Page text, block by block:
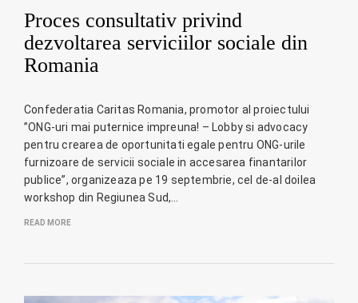
Proces consultativ privind
dezvoltarea serviciilor sociale din
Romania
Confederatia Caritas Romania, promotor al proiectului
”ONG-uri mai puternice impreuna! – Lobby si advocacy
pentru crearea de oportunitati egale pentru ONG-urile
furnizoare de servicii sociale in accesarea finantarilor
publice”, organizeaza pe 19 septembrie, cel de-al doilea
workshop din Regiunea Sud,…
READ MORE